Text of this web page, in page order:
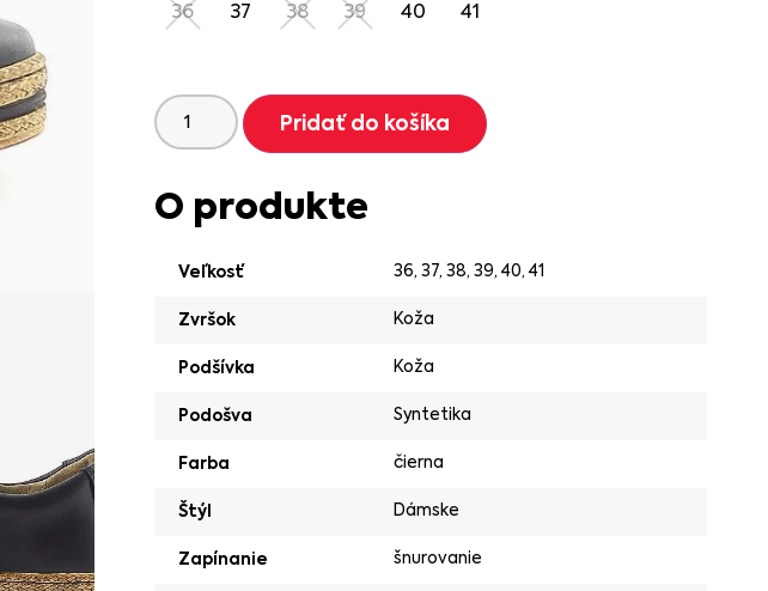
36 37 38 39 40 41
Pridať do košíka
O produkte
Veľkosť 36,37,38,39,40,41
Zvršok Koža
Podšívka Koža
Podošva Syntetika
Farba čierna
Štýl Dámske
Zapínanie šnurovanie